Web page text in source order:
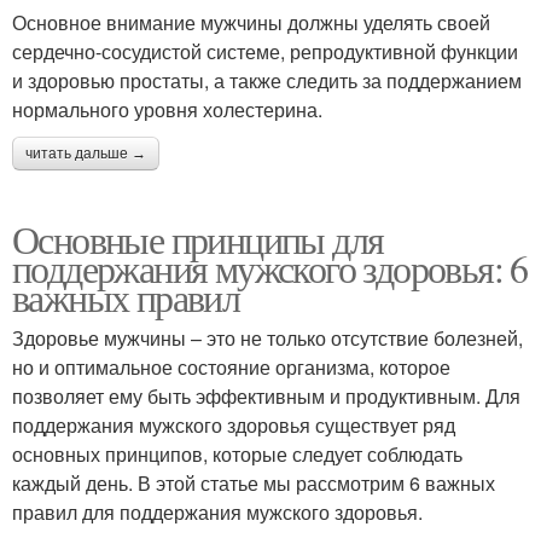
Основное внимание мужчины должны уделять своей
сердечно-сосудистой системе, репродуктивной функции
и здоровью простаты, а также следить за поддержанием
нормального уровня холестерина.
читать дальше →
Основные принципы для
поддержания мужского здоровья: 6
важных правил
Здоровье мужчины – это не только отсутствие болезней,
но и оптимальное состояние организма, которое
позволяет ему быть эффективным и продуктивным. Для
поддержания мужского здоровья существует ряд
основных принципов, которые следует соблюдать
каждый день. В этой статье мы рассмотрим 6 важных
правил для поддержания мужского здоровья.